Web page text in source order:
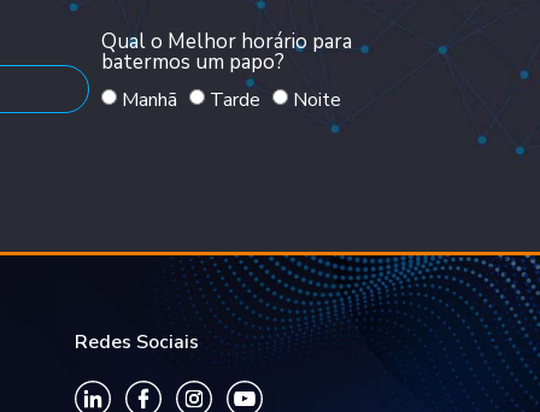
Qual o Melhor horário para
batermos um papo?
Manhã Tarde Noite
Redes Sociais